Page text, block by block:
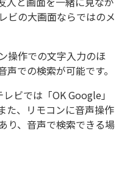
ビの大画面ならではのメ
操作での文字入力のほ
での検索が可能です。
ビでは「OK Google」
た、リモコンに音声操作
り、音声で検索できる場